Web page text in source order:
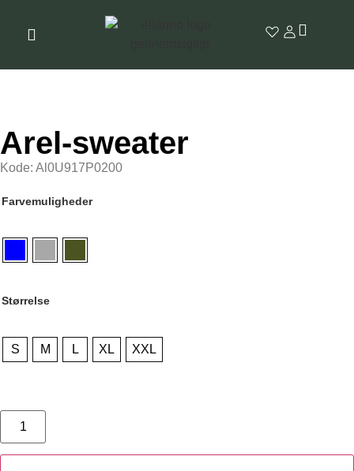
Arel-sweater
Kode: Al0U917P0200
Farvemuligheder
Størrelse
S M L XL XXL